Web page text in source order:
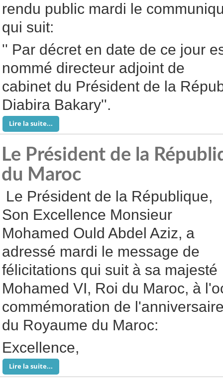
rendu public mardi le
qui suit:
'' Par décret en date de ce jour
nommé directeur adjoint de
cabinet du Président de la
Diabira Bakary''.
Lire la suite...
Le Président de la
du Maroc
Le Président de la République,
Son Excellence Monsieur
Mohamed Ould Abdel Aziz, a
adressé mardi le message de
félicitations qui suit à sa majesté
Mohamed VI, Roi du Maroc, à
commémoration de
du Royaume du Maroc:
Excellence,
Lire la suite...